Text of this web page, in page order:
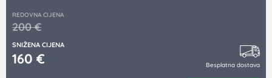
REDOVNA CIJENA
200€
SNIŽENA CIJENA
160 € Besplatna dostava